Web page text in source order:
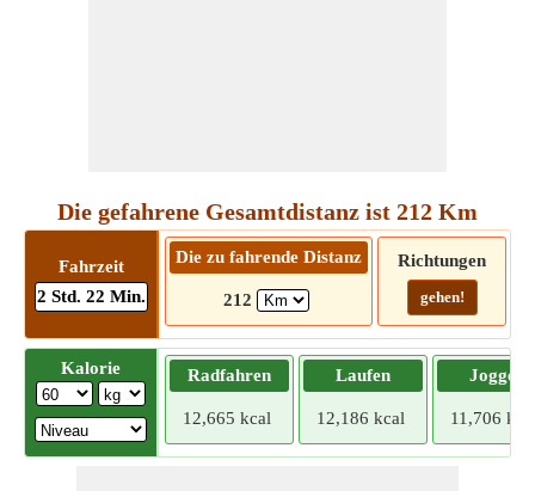
Die gefahrene Gesamtdistanz ist 212 Km
Fahrzeit
2 Std. 22 Min.
Die zu fahrende Distanz
212
Richtungen
gehen!
Kalorie Radfahren
12,665 kcal
Laufen
12,186 kcal
Joggen
11,706